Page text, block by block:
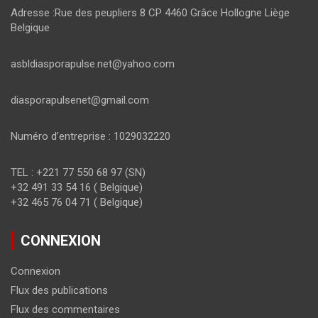
Adresse :Rue des peupliers 8 CP 4460 Grâce Hollogne Liège
Belgique
asbldiasporapulse.net@yahoo.com
diasporapulsenet@gmail.com
Numéro d’entreprise : 1029032220
TEL : +221 77 550 68 97 (SN)
+32 491 33 54 16 ( Belgique)
+32 465 76 04 71 ( Belgique)
CONNEXION
Connexion
Flux des publications
Flux des commentaires